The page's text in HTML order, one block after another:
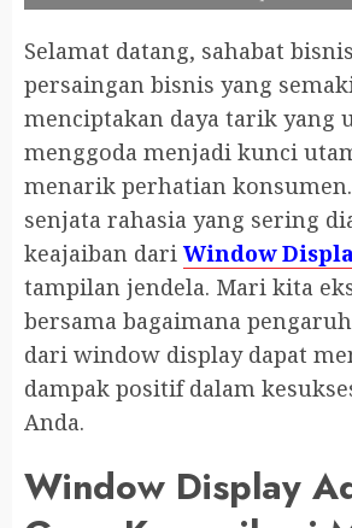
Selamat datang, sahabat
persaingan bisnis yang
menciptakan daya tarik yang
menggoda menjadi kunci
menarik perhatian
senjata rahasia yang sering
keajaiban dari Window
tampilan jendela. Mari kita
bersama bagaimana
dari window display dapat
dampak positif dalam
Anda.
Window Display